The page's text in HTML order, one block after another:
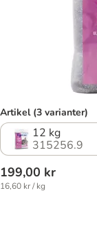
Artikel (3 varianter)
12 kg
315256.9
199,00 kr
16,60 kr / kg